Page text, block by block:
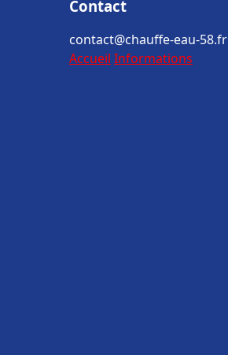
Contact
contact@chauffe-eau-58.fr
Accueil Informations